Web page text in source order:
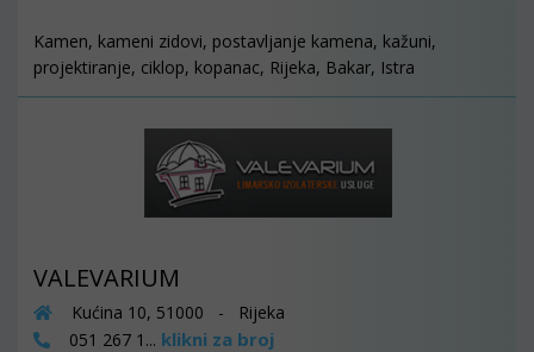
Kamen, kameni zidovi, postavljanje kamena, kažuni,
projektiranje, ciklop, kopanac, Rijeka, Bakar, Istra
VALEVARIUM
Kućina 10, 51000 - Rijeka
051 267 1... klikni za broj